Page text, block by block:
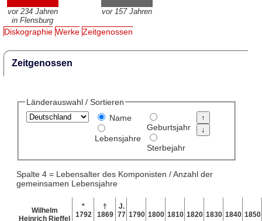
vor 234 Jahren
in Flensburg
vor 157 Jahren
Diskographie Werke Zeitgenossen
Zeitgenossen
Länderauswahl / Sortieren
Name
Lebensjahre
Geburtsjahr
Sterbejahr
Spalte 4 = Lebensalter des Komponisten / Anzahl der
gemeinsamen Lebensjahre
Wilhelm
Heinrich Rieffel
*
1792
†
1869
J.
77 1790 1800 1810 1820 1830 1840 1850